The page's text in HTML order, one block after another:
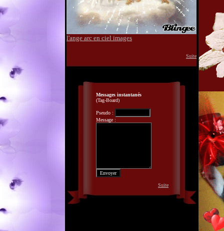
l'ange arc en ciel images
Suite
Messages instantanés
(Tag-Board)
Pseudo :
Message :
Suite